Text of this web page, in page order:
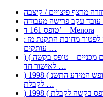
טופס 161 ד’ – Menora
: בקשה לפטור מחובת התקנת מז;quot&ח 3 טופס מספר ים ב
עותקים …
) ( פעמי להקלטת יצירות על מוצרים מכניים – טופס בקשה
לאישור חד …
) 1998 ( לפי חוק חופש המידע התשנ;quot&ח – טופס בקשה
לקבלת …